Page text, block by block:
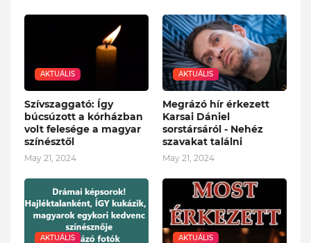
AKTUÁLIS
Szívszaggató: Így
búcsúzott a kórházban
volt felesége a magyar
színésztől
May 21, 2024
AKTUÁLIS
Megrázó hír érkezett
Karsai Dániel
sorstársáról - Nehéz
szavakat találni
May 21, 2024
AKTUÁLIS AKTUÁLIS